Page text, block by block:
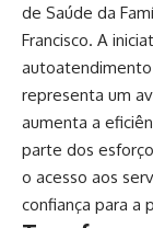
de Saúde da
Francisco. A
representa um
aumenta a
parte dos
o acesso aos
confiança para a